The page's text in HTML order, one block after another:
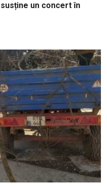
susține un concert în